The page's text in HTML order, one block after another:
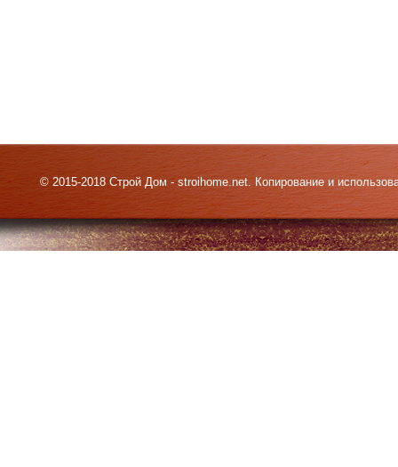
© 2015-2018 Строй Дом - stroihome.net. Копирование и